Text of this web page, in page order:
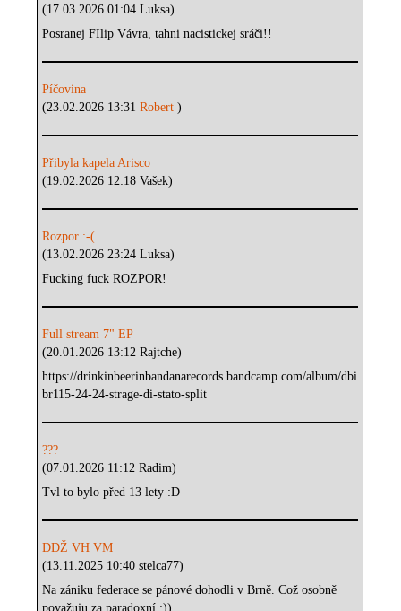
(17.03.2026 01:04 Luksa)
Posranej FIlip Vávra, tahni nacistickej sráči!!
Píčovina
(23.02.2026 13:31Robert)
Přibyla kapela Arisco
(19.02.2026 12:18 Vašek)
Rozpor :-(
(13.02.2026 23:24 Luksa)
Fucking fuck ROZPOR!
Full stream 7" EP
(20.01.2026 13:12 Rajtche)
https://drinkinbeerinbandanarecords.bandcamp.com/album/dbi
br115-24-24-strage-di-stato-split
???
(07.01.2026 11:12 Radim)
Tvl to bylo před 13 lety :D
DDŽ VH VM
(13.11.2025 10:40 stelca77)
Na zániku federace se pánové dohodli v Brně. Což osobně
považuju za paradoxní :))